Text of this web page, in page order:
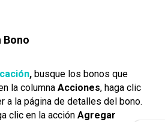
Bono
, busque los bonos que
la columna Acciones, haga clic
a la página de detalles del bono.
clic en la acción Agregar